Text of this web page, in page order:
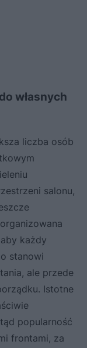
własnych
liczba osób
salonu,
każdy
stanowi
ale przede
Istotne
popularność
frontami, za